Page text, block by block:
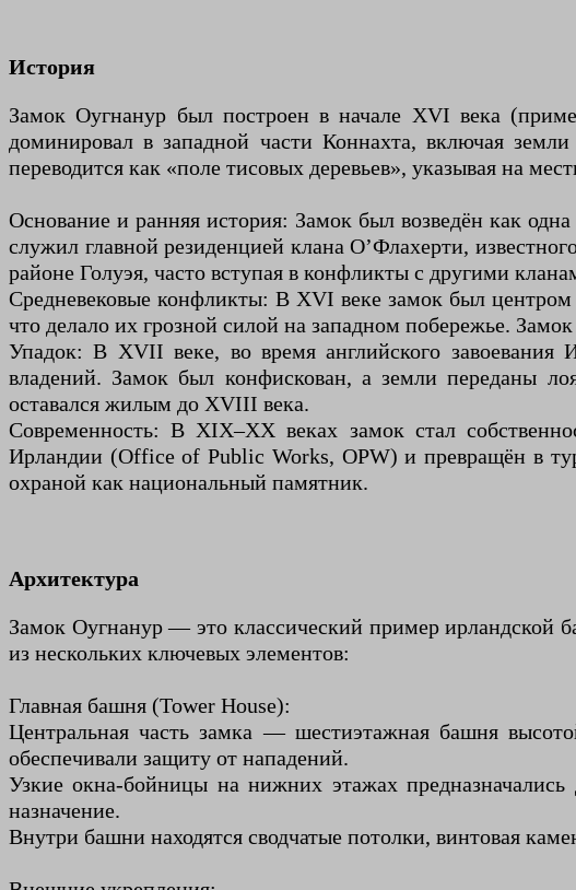
История
Замок Оугнанур был построен в начале XVI века
доминировал в западной части Коннахта, включая
переводится как «поле тисовых деревьев», указывая на
Основание и ранняя история: Замок был возведён как
служил главной резиденцией клана О’Флахерти,
районе Голуэя, часто вступая в конфликты с другими
Средневековые конфликты: В XVI веке замок был
что делало их грозной силой на западном побережье.
Упадок: В XVII веке, во время английского завоевания
владений. Замок был конфискован, а земли переданы
оставался жилым до XVIII века.
Современность: В XIX–XX веках замок стал
Ирландии (Office of Public Works, OPW) и превращён в
охраной как национальный памятник.
Архитектура
Замок Оугнанур — это классический пример ирландской
из нескольких ключевых элементов:
Главная башня (Tower House):
Центральная часть замка — шестиэтажная башня
обеспечивали защиту от нападений.
Узкие окна-бойницы на нижних этажах
назначение.
Внутри башни находятся сводчатые потолки, винтовая